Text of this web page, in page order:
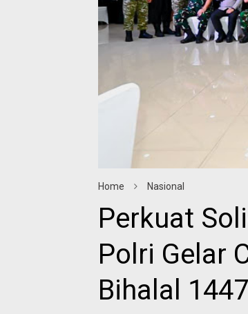
Home Nasional
Perkuat
Polri Gelar
Bihalal